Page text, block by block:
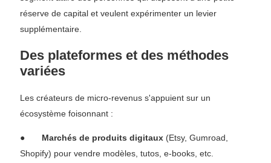
réserve de capital et veulent expérimenter un levier
supplémentaire.
Des plateformes et des méthodes
variées
Les créateurs de micro-revenus s'appuient sur un
écosystème foisonnant :
● Marchés de produits digitaux (Etsy, Gumroad,
Shopify) pour vendre modèles, tutos, e-books, etc.